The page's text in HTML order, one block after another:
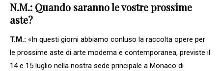
N.M.: Quando saranno le vostre prossime
aste?
T.M.: «In questi giorni abbiamo conluso la raccolta opere per
le prossime aste di arte moderna e contemporanea, previste il
14 e 15 luglio nella nostra sede principale a Monaco di